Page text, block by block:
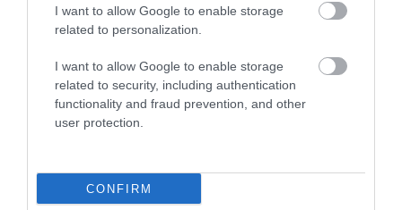
I want to allow Google to enable storage
related to personalization.
I want to allow Google to enable storage
related to security, including authentication
functionality and fraud prevention, and other
user protection.
CONFIRM
utast ösztönözzön foglalásra. A második ok a lemondás, amikor
újra felszabadulnak korábban lefoglalt ülések. A harmadik az
Az ilyen ajánlatok rendszerint nem maradnak sokáig
vonatkoznak. Erre példa volt egy februári Ryanair-
akció is, amely mindössze három napig tartott.